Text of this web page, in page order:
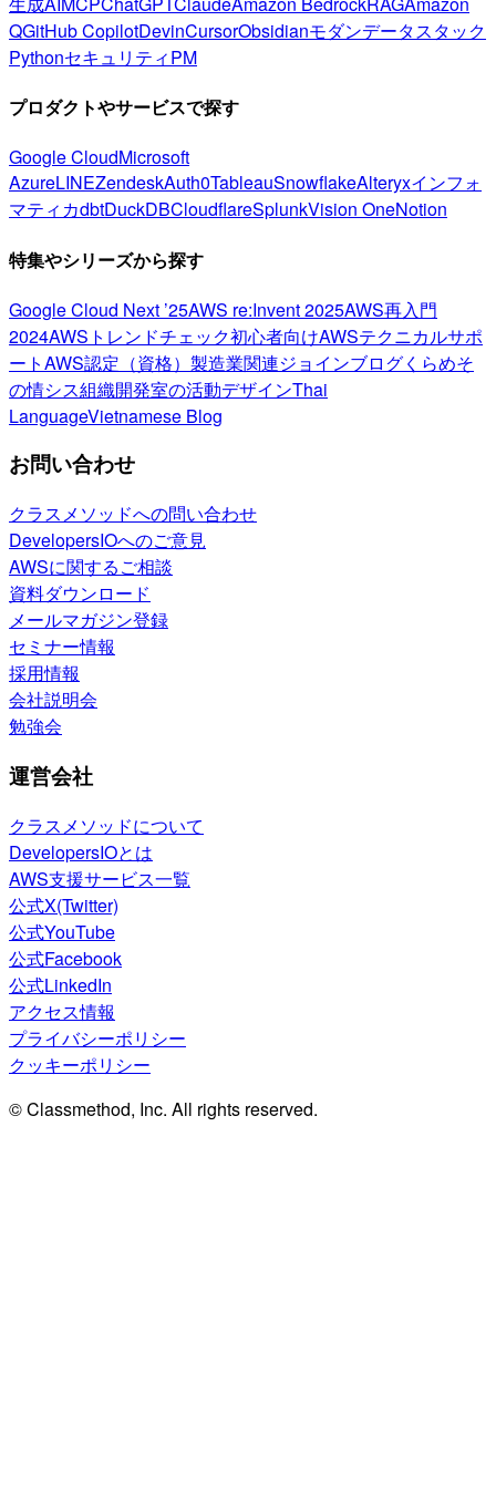
QGitHub CopilotDevinCursorObsidianモダンデータスタック
PythonセキュリティPM
プロダクトやサービスで探す
Google CloudMicrosoft
AzureLINEZendeskAuth0TableauSnowflakeAlteryxインフォ
マティカdbtDuckDBCloudflareSplunkVision OneNotion
特集やシリーズから探す
Google Cloud Next ’25AWS re:Invent 2025AWS再入門
2024AWSトレンドチェック初心者向けAWSテクニカルサポ
ートAWS認定（資格） 製造業関連ジョインブログくらめそ
の情シス組織開発室の活動デザインThai
LanguageVietnamese Blog
お問い合わせ
クラスメソッドへの問い合わせ
DevelopersIOへのご意見
AWSに関するご相談
資料ダウンロード
メールマガジン登録
セミナー情報
採用情報
会社説明会
勉強会
運営会社
クラスメソッドについて
DevelopersIOとは
AWS支援サービス一覧
公式X(Twitter)
公式YouTube
公式Facebook
公式LinkedIn
アクセス情報
プライバシーポリシー
クッキーポリシー
© Classmethod, Inc. All rights reserved.